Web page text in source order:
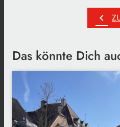
chevron_left
Das könnte Dich